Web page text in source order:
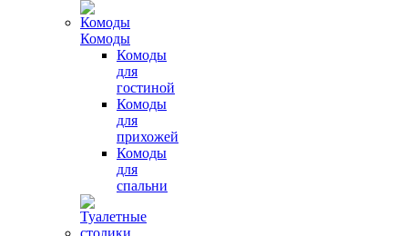
Комоды
Комоды
для
гостиной
Комоды
для
прихожей
Комоды
для
спальни